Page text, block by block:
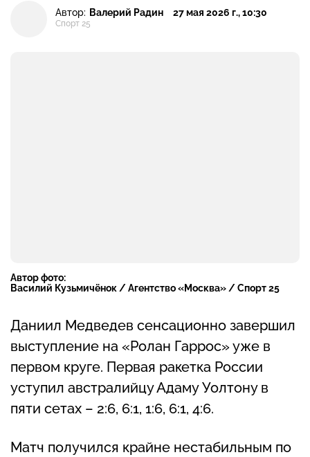
Автор: Валерий Радин
Спорт 25
27 мая 2026 г., 10:30
Автор фото:
Василий Кузьмичёнок / Агентство «Москва» / Спорт 25
Даниил Медведев сенсационно завершил
выступление на «Ролан Гаррос» уже в
первом круге. Первая ракетка России
уступил австралийцу Адаму Уолтону в
пяти сетах – 2:6, 6:1, 1:6, 6:1, 4:6.
Матч получился крайне нестабильным по